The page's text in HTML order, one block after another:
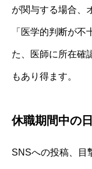
が関与する場合、
「医学的判断が不
た、医師に所在確
もあり得ます。
休職期間中の
SNSへの投稿、目